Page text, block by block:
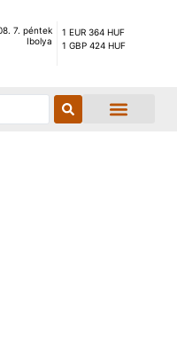
7. péntek
Ibolya
1 EUR 364 HUF
1 GBP 424 HUF